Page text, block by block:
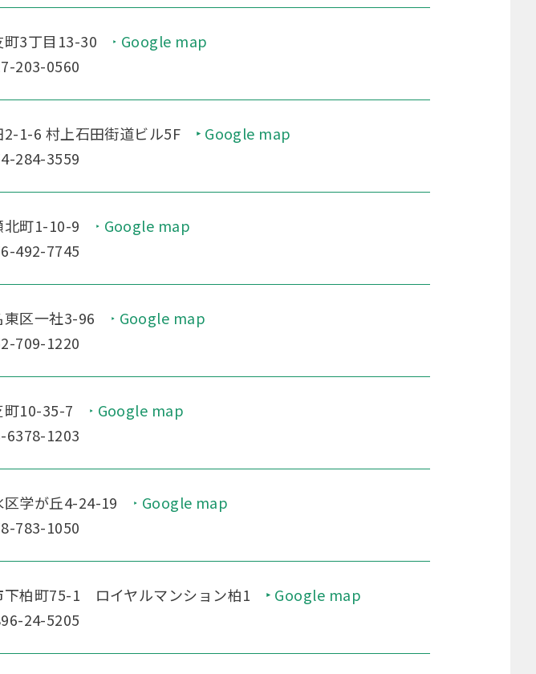
3丁目13-30
Google map
203-0560
1-6 村上石田街道ビル5F
Google map
284-3559
町1-10-9
Google map
492-7745
区一社3-96
Google map
709-1220
10-35-7
Google map
1203
学が丘4-24-19
Google map
783-1050
下柏町75-1 ロイヤルマンション柏1
Google map
24-5205